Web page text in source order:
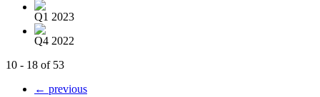
Q1 2023
Q4 2022
10 - 18 of 53
← previous